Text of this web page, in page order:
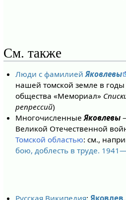
См. также
Люди с фамилиейЯковлевы
нашей томской земле в
общества «Мемориал»
репрессий)
МногочисленныеЯковлевы
Великой Отечественной
Томской областью: см.,
бою, доблесть в труде.